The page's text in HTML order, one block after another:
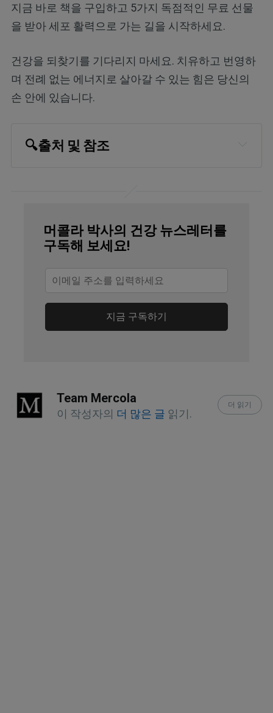
지금 바로 책을 구입하고 5가지 독점적인 무료 선물
을 받아 세포 활력으로 가는 길을 시작하세요.
건강을 되찾기를 기다리지 마세요. 치유하고 번영하
며 전례 없는 에너지로 살아갈 수 있는 힘은 당신의
손 안에 있습니다.
🔍출처 및 참조
Nutrients 2024, 16(14), 2264, Abstract
Nutrients 2024, 16(14), 2264,
Introduction
Nutrients 2024, 16(14), 2264, Materials
Nutrients 2024, 16(14), 2264, FBDGs to
Promote Healthy Hydration and
머콜라 박사의 건강 뉴스레터를
구독해 보세요!
지금 구독하기
Team Mercola
이 작성자의 더 많은 글 읽기.
더 읽기